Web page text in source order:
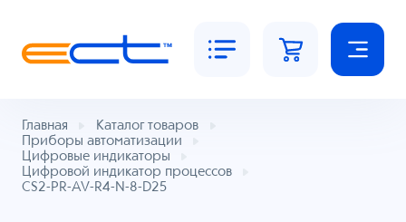
Главная
Каталог товаров
Приборы автоматизации
Цифровые индикаторы
Цифровой индикатор процессов
CS2-PR-AV-R4-N-8-D25